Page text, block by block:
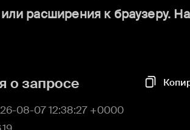
расширения к браузеру.
о запросе
08-07 12:38:27 +0000